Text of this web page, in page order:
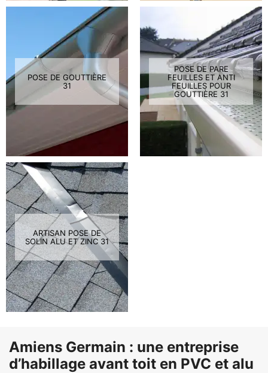
POSE DE GOUTTIÈRE
31
POSE DE PARE
FEUILLES ET ANTI
FEUILLES POUR
GOUTTIÈRE 31
ARTISAN POSE DE
SOLIN ALU ET ZINC 31
Amiens Germain : une entreprise
d’habillage avant toit en PVC et alu